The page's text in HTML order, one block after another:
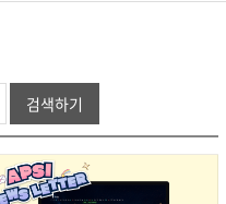
검색하기